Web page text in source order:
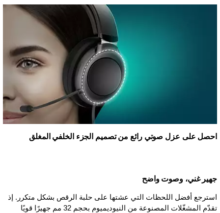
احصل على عزل صوتي رائع من تصميم الجزء الخلفي المغلق
جهير غني، وصوت واضح
استرجع أفضل اللحظات التي عشتها على حلبة الرقص بشكل متكرر. إذ
تقدّم المشغّلات المصنوعة من النيوديميوم بحجم 32 مم جهيرًا قويًا